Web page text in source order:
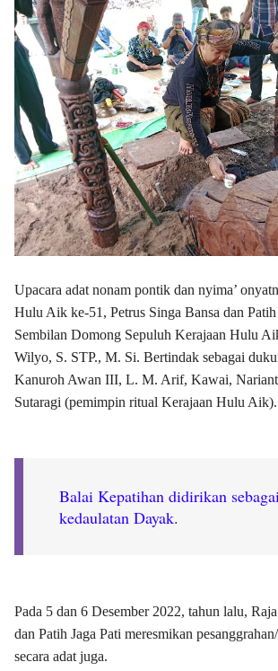
Upacara adat nonam pontik dan nyima’
Hulu Aik ke-51, Petrus Singa Bansa dan Patih
Sembilan Domong Sepuluh Kerajaan Hulu
Wilyo, S. STP., M. Si. Bertindak sebagai
Kanuroh Awan III, L. M. Arif, Kawai,
Sutaragi (pemimpin ritual Kerajaan Hulu Aik).
Balai Kepatihan didirikan
kedaulatan Dayak.
Pada 5 dan 6 Desember 2022, tahun lalu,
dan Patih Jaga Pati meresmikan
secara adat juga.